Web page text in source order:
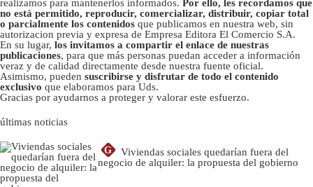
realizamos para mantenerlos informados. Por ello, les recordamos que
no está permitido, reproducir, comercializar, distribuir, copiar total
o parcialmente los contenidos que publicamos en nuestra web, sin
autorizacion previa y expresa de Empresa Editora El Comercio S.A.
En su lugar, los invitamos a compartir el enlace de nuestras
publicaciones, para que más personas puedan acceder a información
veraz y de calidad directamente desde nuestra fuente oficial.
Asimismo, pueden suscribirse y disfrutar de todo el contenido
exclusivo que elaboramos para Uds.
Gracias por ayudarnos a proteger y valorar este esfuerzo.
últimas noticias
G
Viviendas sociales quedarían fuera del
negocio de alquiler: la propuesta del gobierno